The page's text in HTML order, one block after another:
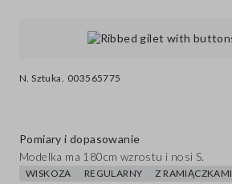
N. Sztuka. 003565775
Pomiary i dopasowanie
Modelka ma 180cm wzrostu i nosi S.
WISKOZA REGULARNY Z RAMIĄCZKAMI